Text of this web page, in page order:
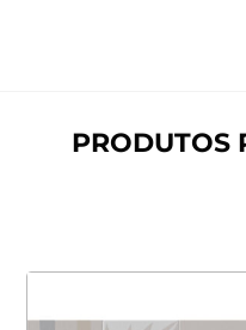
PRODUTOS